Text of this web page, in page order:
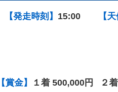
【発走時刻】 15:00 【天
【賞金】 １着 500,000円 ２